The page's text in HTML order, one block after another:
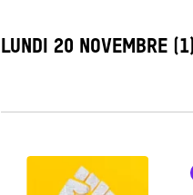
LABEL_DATE
LUNDI 20 NOVEMBRE (1)